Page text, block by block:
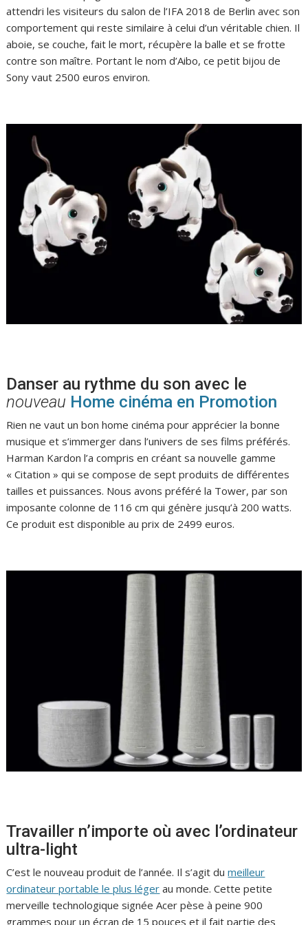
attendri les visiteurs du salon de l’IFA 2018 de Berlin avec son
comportement qui reste similaire à celui d’un véritable chien. Il
aboie, se couche, fait le mort, récupère la balle et se frotte
contre son maître. Portant le nom d’Aibo, ce petit bijou de
Sony vaut 2500 euros environ.
Danser au rythme du son avec le
nouveau Home cinéma en Promotion
Rien ne vaut un bon home cinéma pour apprécier la bonne
musique et s’immerger dans l’univers de ses films préférés.
Harman Kardon l’a compris en créant sa nouvelle gamme
« Citation » qui se compose de sept produits de différentes
tailles et puissances. Nous avons préféré la Tower, par son
imposante colonne de 116 cm qui génère jusqu’à 200 watts.
Ce produit est disponible au prix de 2499 euros.
Travailler n’importe où avec l’ordinateur
ultra-light
C’est le nouveau produit de l’année. Il s’agit dumeilleur
ordinateur portable le plus léger au monde. Cette petite
merveille technologique signée Acer pèse à peine 900
grammes pour un écran de 15 pouces et il fait partie des